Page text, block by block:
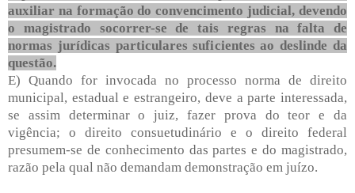
auxiliar na formação do convencimento judicial, devendo
o magistrado socorrer-se de tais regras na falta de
normas jurídicas particulares suficientes ao deslinde da
questão.
E) Quando for invocada no processo norma de direito
municipal, estadual e estrangeiro, deve a parte interessada,
se assim determinar o juiz, fazer prova do teor e da
vigência; o direito consuetudinário e o direito federal
presumem-se de conhecimento das partes e do magistrado,
razão pela qual não demandam demonstração em juízo.